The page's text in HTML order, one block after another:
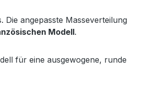
angepasste Masseverteilung
Modell.
für eine ausgewogene, runde